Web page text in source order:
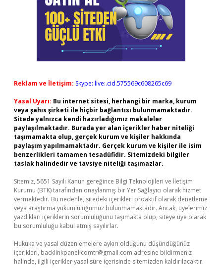
Reklam ve İletişim: Skype: live:.cid.575569c608265c69
Yasal Uyarı: Bu internet sitesi, herhangi bir marka, kurum
veya şahıs şirketi ile hiçbir bağlantısı bulunmamaktadır.
Sitede yalnızca kendi hazırladığımız makaleler
paylaşılmaktadır. Burada yer alan içerikler haber niteliği
taşımamakta olup, gerçek kurum ve kişiler hakkında
paylaşım yapılmamaktadır. Gerçek kurum ve kişiler ile isim
benzerlikleri tamamen tesadüfidir. Sitemizdeki bilgiler
taslak halindedir ve tavsiye niteliği taşımazlar.
Sitemiz, 5651 Sayılı Kanun gereğince Bilgi Teknolojileri ve İletişim
Kurumu (BTK) tarafından onaylanmış bir Yer Sağlayıcı olarak hizmet
vermektedir. Bu nedenle, sitedeki içerikleri proaktif olarak denetleme
veya araştırma yükümlülüğümüz bulunmamaktadır. Ancak, üyelerimiz
yazdıkları içeriklerin sorumluluğunu taşımakta olup, siteye üye olarak
bu sorumluluğu kabul etmiş sayılırlar.
Hukuka ve yasal düzenlemelere aykırı olduğunu düşündüğünüz
içerikleri, backlinkpanelicomtr@gmail.com adresine bildirmeniz
halinde, ilgili içerikler yasal süre içerisinde sitemizden kaldırılacaktır.